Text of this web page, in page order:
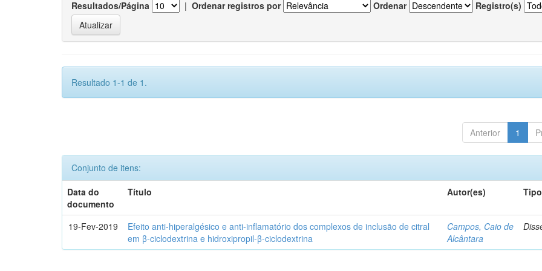
Resultados/Página | Ordenar registros por Ordenar Registro(s)
Resultado 1-1 de 1.
Anterior 1
Conjunto de itens:
Data do
documento
Título Autor(es) Tipo
19-Fev-2019
Efeito anti-hiperalgésico e anti-inflamatório dos complexos de inclusão de citral
em β-ciclodextrina e hidroxipropil-β-ciclodextrina
Campos, Caio de
Alcântara